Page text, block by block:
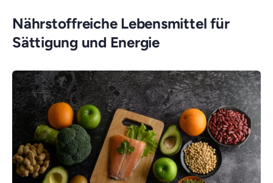
Nährstoffreiche Lebensmittel für
Sättigung und Energie